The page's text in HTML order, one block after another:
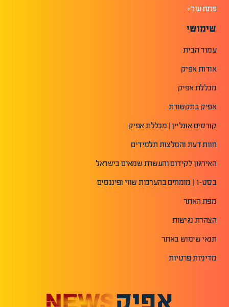
פתח עוד+
שימושי
עמוד הבית
אודות אפיק
מכללת אפיק
אפיק בתקשורת
קורסים אונליין | מכללת אפיק
חוות דעת והמלצות תלמידים
האירגון לקידום והעשרת שמאים בישראל
בסט-1 | מומחים בהערכות שווי ופיננסים
מפת האתר
הצהרת נגישות
תנאי שימוש באתר
מדיניות פרטיות